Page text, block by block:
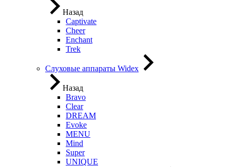
Назад
Captivate
Cheer
Enchant
Trek
Слуховые аппараты Widex
Назад
Bravo
Clear
DREAM
Evoke
MENU
Mind
Super
UNIQUE